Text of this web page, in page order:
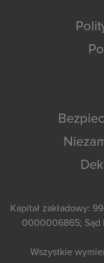
Kapitał zakładowy:
0000006865; Sąd
Wszystkie